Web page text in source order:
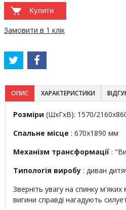
Купити
Замовити в 1 клік
ОПИС ХАРАКТЕРИСТИКИ
Розміри (ШхГхВ): 1570/
Спальне місце : 670х1890 мм
Механізм трансформації :
Типологія виробу : диван
Зверніть увагу на спинку м'яких
вигини справді нагадують